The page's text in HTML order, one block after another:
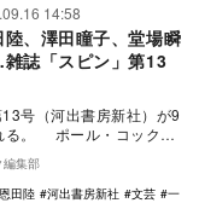
14:58
、澤田瞳子、堂場瞬
誌「スピン」第13
号（河出書房新社）が9
ックス
」を飾るのは、作家の…
編集部
田陸 河出書房新社 文芸
一